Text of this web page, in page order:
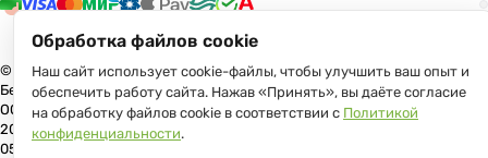
© 2026 Данко Бай: качественная мебель с оперативной доставкой по
Беларуси
ООО «Гранд Парк», юр.адрес: 220005, Минск, ул. Платонова, 22, пом.
204 В торговом реестре с 17 июля 2013 г. Регистрация №191081534,
05.11.2008, Мингорисполком.
Обработка файлов cookie
Наш сайт использует cookie-файлы, чтобы улучшить ваш опыт и
обеспечить работу сайта. Нажав «Принять», вы даёте согласие
на обработку файлов cookie в соответствии с Политикой
конфиденциальности.